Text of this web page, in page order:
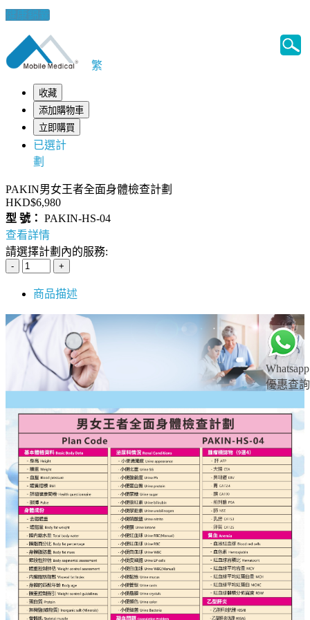
健康錦囊
Whatsapp
優惠查詢
繁
收藏
添加購物車
立即購買
已選計
劃
PAKIN男女王者全面身體檢查計劃
HKD$6,980
型 號： PAKIN-HS-04
查看詳情
請選擇計劃內的服務:
商品描述